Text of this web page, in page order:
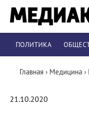
ПОЛИТИКА
Главная › Медицина ›
21.10.2020